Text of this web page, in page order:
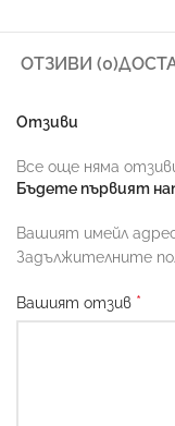
ОТЗИВИ (0)
Отзиви
Все още няма
Бъдете първият
Вашият имейл
Задължителните
Вашият отзив *